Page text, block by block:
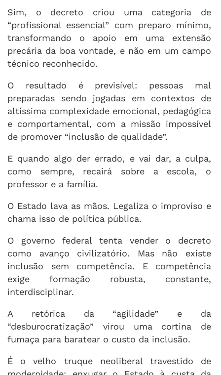
Sim, o decreto criou uma categoria de
“profissional essencial” com preparo mínimo,
transformando o apoio em uma extensão
precária da boa vontade, e não em um campo
técnico reconhecido.
O resultado é previsível: pessoas mal
preparadas sendo jogadas em contextos de
altíssima complexidade emocional, pedagógica
e comportamental, com a missão impossível
de promover “inclusão de qualidade”.
E quando algo der errado, e vai dar, a culpa,
como sempre, recairá sobre a escola, o
professor e a família.
O Estado lava as mãos. Legaliza o improviso e
chama isso de política pública.
O governo federal tenta vender o decreto
como avanço civilizatório. Mas não existe
inclusão sem competência. E competência
exige formação robusta, constante,
interdisciplinar.
A retórica da “agilidade” e da
“desburocratização” virou uma cortina de
fumaça para baratear o custo da inclusão.
É o velho truque neoliberal travestido de